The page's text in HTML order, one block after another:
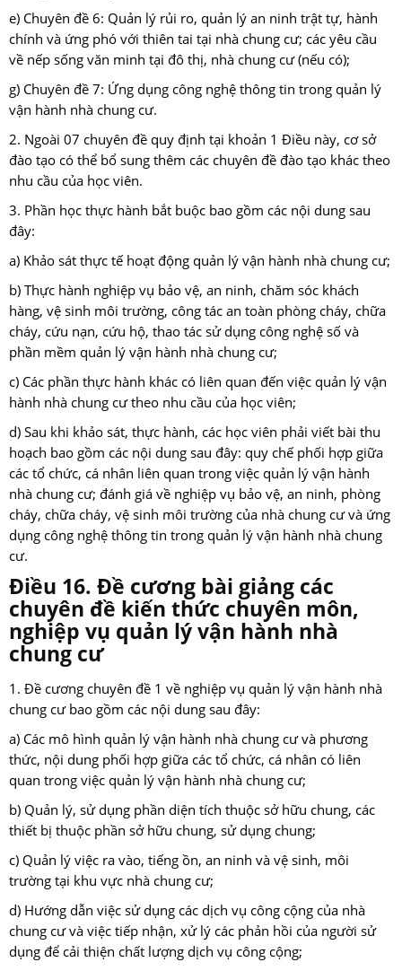
e) Chuyên đề 6: Quản lý rủi ro, quản lý an ninh trật tự, hành
chính và ứng phó với thiên tai tại nhà chung cư; các yêu cầu
về nếp sống văn minh tại đô thị, nhà chung cư (nếu có);
g) Chuyên đề 7: Ứng dụng công nghệ thông tin trong quản lý
vận hành nhà chung cư.
2. Ngoài 07 chuyên đề quy định tại khoản 1 Điều này, cơ sở
đào tạo có thể bổ sung thêm các chuyên đề đào tạo khác theo
nhu cầu của học viên.
3. Phần học thực hành bắt buộc bao gồm các nội dung sau
đây:
a) Khảo sát thực tế hoạt động quản lý vận hành nhà chung cư;
b) Thực hành nghiệp vụ bảo vệ, an ninh, chăm sóc khách
hàng, vệ sinh môi trường, công tác an toàn phòng cháy, chữa
cháy, cứu nạn, cứu hộ, thao tác sử dụng công nghệ số và
phần mềm quản lý vận hành nhà chung cư;
c) Các phần thực hành khác có liên quan đến việc quản lý vận
hành nhà chung cư theo nhu cầu của học viên;
d) Sau khi khảo sát, thực hành, các học viên phải viết bài thu
hoạch bao gồm các nội dung sau đây: quy chế phối hợp giữa
các tổ chức, cá nhân liên quan trong việc quản lý vận hành
nhà chung cư; đánh giá về nghiệp vụ bảo vệ, an ninh, phòng
cháy, chữa cháy, vệ sinh môi trường của nhà chung cư và ứng
dụng công nghệ thông tin trong quản lý vận hành nhà chung
cư.
Điều 16. Đề cương bài giảng các
chuyên đề kiến thức chuyên môn,
nghiệp vụ quản lý vận hành nhà
chung cư
1. Đề cương chuyên đề 1 về nghiệp vụ quản lý vận hành nhà
chung cư bao gồm các nội dung sau đây:
a) Các mô hình quản lý vận hành nhà chung cư và phương
thức, nội dung phối hợp giữa các tổ chức, cá nhân có liên
quan trong việc quản lý vận hành nhà chung cư;
b) Quản lý, sử dụng phần diện tích thuộc sở hữu chung, các
thiết bị thuộc phần sở hữu chung, sử dụng chung;
c) Quản lý việc ra vào, tiếng ồn, an ninh và vệ sinh, môi
trường tại khu vực nhà chung cư;
d) Hướng dẫn việc sử dụng các dịch vụ công cộng của nhà
chung cư và việc tiếp nhận, xử lý các phản hồi của người sử
dụng để cải thiện chất lượng dịch vụ công cộng;